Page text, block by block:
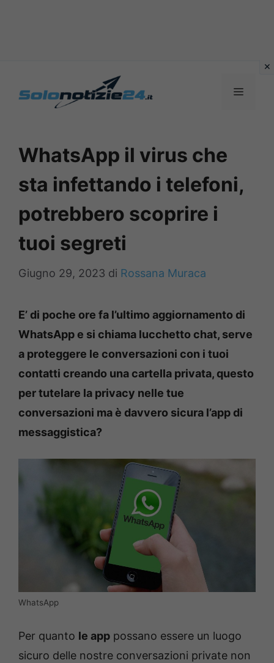
MENU
WhatsApp il virus che
sta infettando i telefoni,
potrebbero scoprire i
tuoi segreti
Giugno 29, 2023 di Rossana Muraca
E’ di poche ore fa l’ultimo aggiornamento di
WhatsApp e si chiama lucchetto chat, serve
a proteggere le conversazioni con i tuoi
contatti creando una cartella privata, questo
per tutelare la privacy nelle tue
conversazioni ma è davvero sicura l’app di
messaggistica?
WhatsApp
Per quanto le app possano essere un luogo
sicuro delle nostre conversazioni private non